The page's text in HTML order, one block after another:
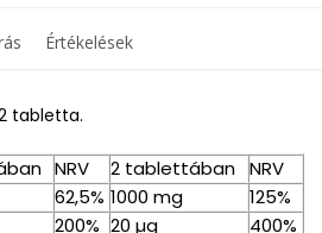
Értékelések
tabletta.
NRV 2 tablettában NRV
62,5% 1000 mg
125%
200% 20 µg 400%